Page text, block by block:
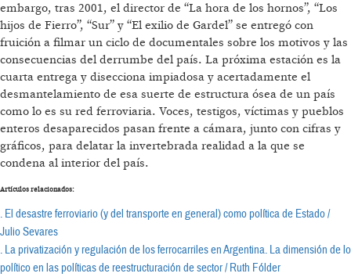
embargo, tras 2001, el director de “La hora de los hornos”, “Los
hijos de Fierro”, “Sur” y “El exilio de Gardel” se entregó con
fruición a filmar un ciclo de documentales sobre los motivos y las
consecuencias del derrumbe del país. La próxima estación es la
cuarta entrega y disecciona impiadosa y acertadamente el
desmantelamiento de esa suerte de estructura ósea de un país
como lo es su red ferroviaria. Voces, testigos, víctimas y pueblos
enteros desaparecidos pasan frente a cámara, junto con cifras y
gráficos, para delatar la invertebrada realidad a la que se
condena al interior del país.
Artículos relacionados:
. El desastre ferroviario (y del transporte en general) como política de Estado /
Julio Sevares
. La privatización y regulación de los ferrocarriles en Argentina. La dimensión de lo
político en las políticas de reestructuración de sector / Ruth Fólder